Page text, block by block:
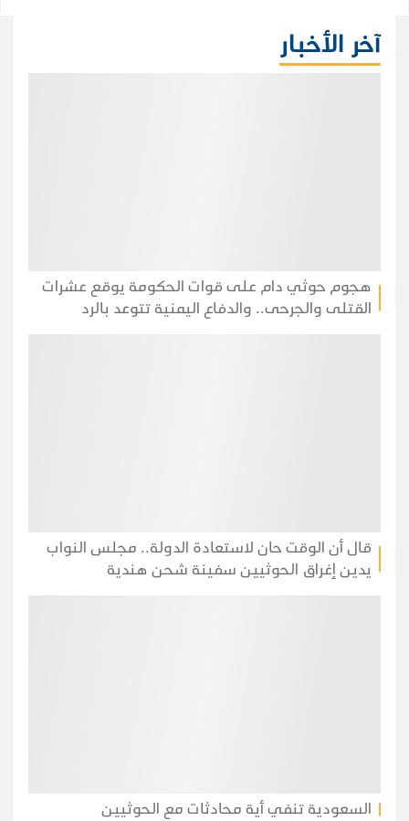
آخر الأخبار
هجوم حوثي دام على قوات الحكومة يوقع عشرات
القتلى والجرحى.. والدفاع اليمنية تتوعد بالرد
قال أن الوقت حان لاستعادة الدولة.. مجلس النواب
يدين إغراق الحوثيين سفينة شحن هندية
السعودية تنفي أية محادثات مع الحوثيين